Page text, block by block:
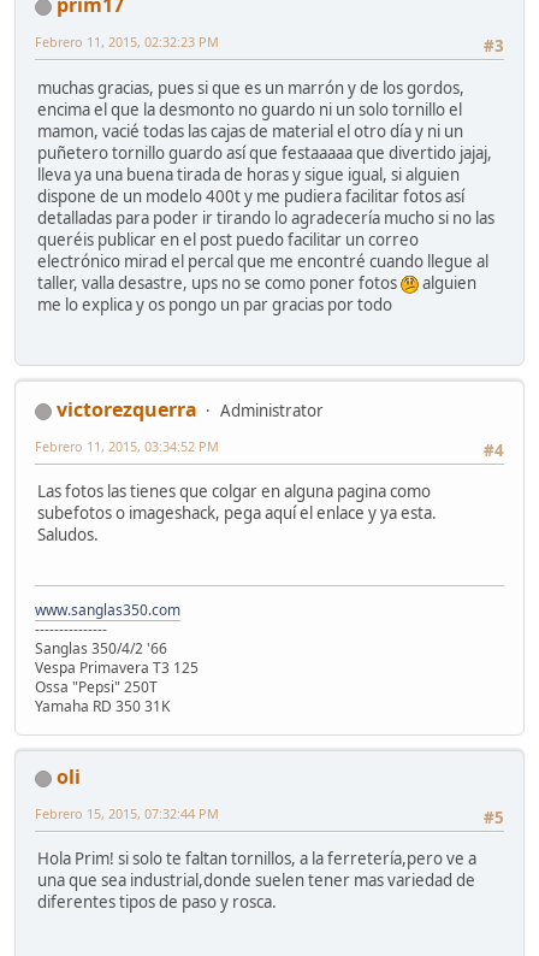
prim17
#3
Febrero 11, 2015, 02:32:23 PM
muchas gracias, pues si que es un marrón y de los gordos,
encima el que la desmonto no guardo ni un solo tornillo el
mamon, vacié todas las cajas de material el otro día y ni un
puñetero tornillo guardo así que festaaaaa que divertido jajaj,
lleva ya una buena tirada de horas y sigue igual, si alguien
dispone de un modelo 400t y me pudiera facilitar fotos así
detalladas para poder ir tirando lo agradecería mucho si no las
queréis publicar en el post puedo facilitar un correo
electrónico mirad el percal que me encontré cuando llegue al
taller, valla desastre, ups no se como poner fotos
alguien
me lo explica y os pongo un par gracias por todo
victorezquerra
Administrator
#4
Febrero 11, 2015, 03:34:52 PM
Las fotos las tienes que colgar en alguna pagina como
subefotos o imageshack, pega aquí el enlace y ya esta.
Saludos.
www.sanglas350.com
---------------
Sanglas 350/4/2 '66
Vespa Primavera T3 125
Ossa "Pepsi" 250T
Yamaha RD 350 31K
oli
#5
Febrero 15, 2015, 07:32:44 PM
Hola Prim! si solo te faltan tornillos, a la ferretería,pero ve a
una que sea industrial,donde suelen tener mas variedad de
diferentes tipos de paso y rosca.